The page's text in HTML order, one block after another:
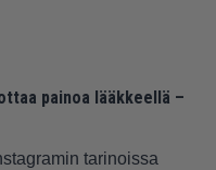
painoa lääkkeellä –
tarinoissa